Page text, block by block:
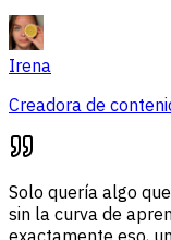
Irena
Creadora de
Solo quería algo
sin la curva de